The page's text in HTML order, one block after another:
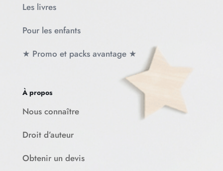
Les livres
Pour les enfants
★ Promo et packs avantage ★
À propos
Nous connaître
Droit d’auteur
Obtenir un devis